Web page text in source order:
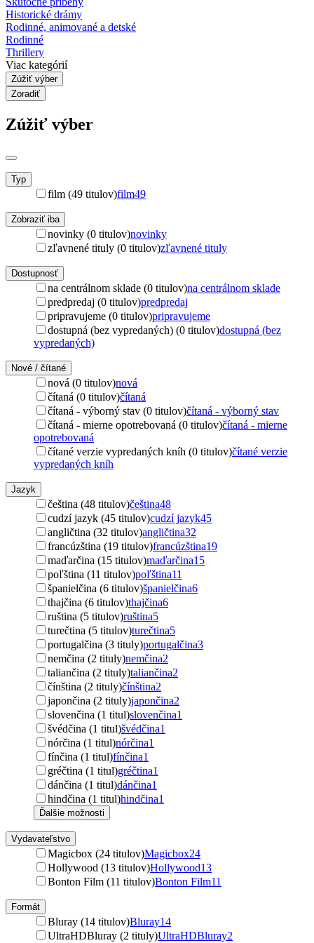
Historické drámy
Rodinné, animované a detské
Rodinné
Thrillery
Viac kategórií
Zúžiť výber
Zoradiť
Zúžiť výber
Typ
film (49 titulov)film49
Zobraziť iba
novinky (0 titulov)novinky
zľavnené tituly (0 titulov)zľavnené tituly
Dostupnosť
na centrálnom sklade (0 titulov)na centrálnom sklade
predpredaj (0 titulov)predpredaj
pripravujeme (0 titulov)pripravujeme
dostupná (bez vypredaných) (0 titulov)dostupná (bez
vypredaných)
Nové / čítané
nová (0 titulov)nová
čítaná (0 titulov)čítaná
čítaná - výborný stav (0 titulov)čítaná - výborný stav
čítaná - mierne opotrebovaná (0 titulov)čítaná - mierne
opotrebovaná
čítané verzie vypredaných kníh (0 titulov)čítané verzie
vypredaných kníh
Jazyk
čeština (48 titulov)čeština48
cudzí jazyk (45 titulov)cudzí jazyk45
angličtina (32 titulov)angličtina32
francúzština (19 titulov)francúzština19
maďarčina (15 titulov)maďarčina15
poľština (11 titulov)poľština11
španielčina (6 titulov)španielčina6
thajčina (6 titulov)thajčina6
ruština (5 titulov)ruština5
turečtina (5 titulov)turečtina5
portugalčina (3 tituly)portugalčina3
nemčina (2 tituly)nemčina2
taliančina (2 tituly)taliančina2
čínština (2 tituly)čínština2
japončina (2 tituly)japončina2
slovenčina (1 titul)slovenčina1
švédčina (1 titul)švédčina1
nórčina (1 titul)nórčina1
fínčina (1 titul)fínčina1
gréčtina (1 titul)gréčtina1
dánčina (1 titul)dánčina1
hindčina (1 titul)hindčina1
Ďalšie možnosti
Vydavateľstvo
Magicbox (24 titulov)Magicbox24
Hollywood (13 titulov)Hollywood13
Bonton Film (11 titulov)Bonton Film11
Formát
Bluray (14 titulov)Bluray14
UltraHDBluray (2 tituly)UltraHDBluray2